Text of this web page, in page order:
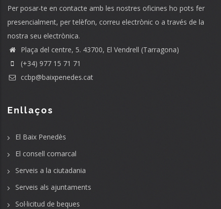
Per posar-te en contacte amb les nostres oficines ho pots fer
presencialment, per telèfon, correu electrònic o a través de la
nostra seu electrònica.
Plaça del centre, 5. 43700, El Vendrell (Tarragona)
(+34) 977 15 71 71
ccbp@baixpenedes.cat
Enllaços
El Baix Penedès
El consell comarcal
Serveis a la ciutadania
Serveis als ajuntaments
Sol·licitud de beques